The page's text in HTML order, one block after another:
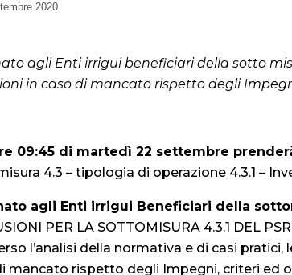
2020
agli Enti irrigui beneficiari della sotto
in caso di mancato rispetto degli
09:45 di martedì 22 settembre
4.3 – tipologia di operazione 4.3.1 –
agli Enti irrigui Beneficiari della
PER LA SOTTOMISURA 4.3.1 DEL
l’analisi della normativa e di casi
mancato rispetto degli Impegni, criteri ed